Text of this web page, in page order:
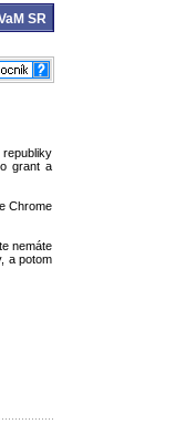
SR
grant a
Chrome
nemáte
a potom